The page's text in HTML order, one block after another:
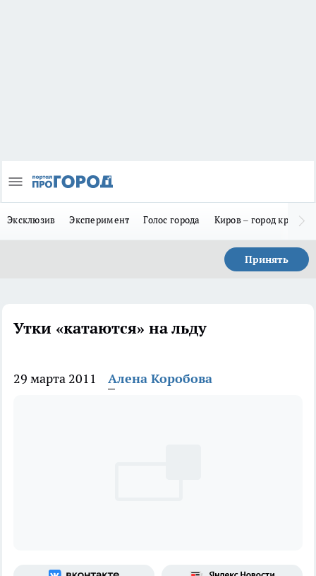
Эксклюзив Эксперимент Голос города Киров – город
Принять
Утки «катаются» на льду
29 марта 2011 Алена Коробова